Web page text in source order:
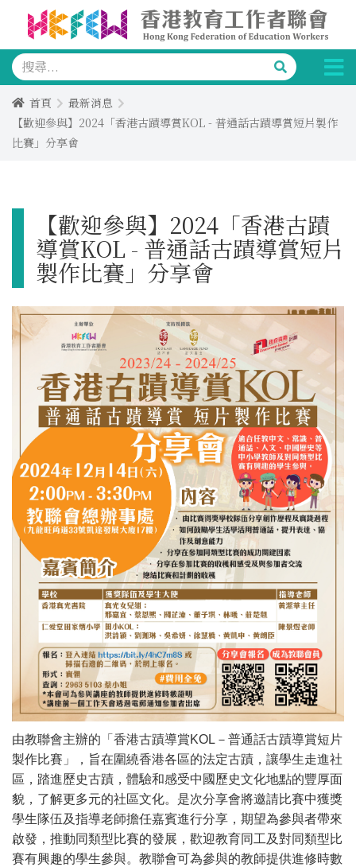
首頁
最新消息
【歡迎參與】2024「香港古蹟導賞KOL - 普通話古蹟導賞短片製作
比賽」分享會
【歡迎參與】2024「香港古蹟
導賞KOL - 普通話古蹟導賞短片
製作比賽」分享會
由教聯會主辦的「香港古蹟導賞KOL－普通話古蹟導賞短片
製作比賽」，旨在圍繞香港各區的法定古蹟，讓學生走進社
區，踏進歷史古蹟，體驗和感受中國歷史文化地點的豐厚面
貌，了解更多元的社區文化。是次分享會將邀請比賽中獲獎
學生隊伍及指導老師擔任嘉賓進行分享，期望為參與者帶來
啟發，推動同類型比賽的發展，歡迎教育同工及對同類型比
賽有興趣的學生參與。教聯會可為參與的教師提供進修時數